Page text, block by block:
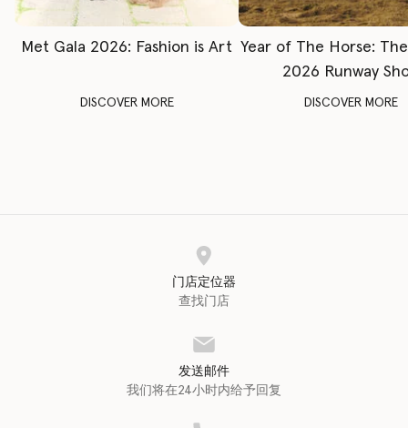
Met Gala 2026: Fashion is Art
DISCOVER MORE
Year of The Horse:
2026 Runway
DISCOVER MORE
门店定位器
查找门店
发送邮件
我们将在24小时内给予回复